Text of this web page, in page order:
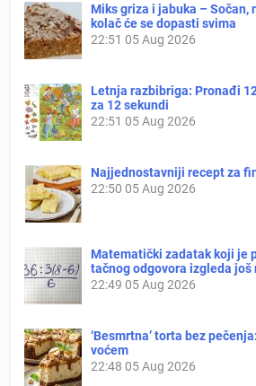
Miks griza i jabuka – Sočan,
kolač će se dopasti svima
22:51 05 Aug 2026
Letnja razbibriga: Pronađi
za 12 sekundi
22:51 05 Aug 2026
Najjednostavniji recept za
22:50 05 Aug 2026
Matematički zadatak koji je
tačnog odgovora izgleda još
22:49 05 Aug 2026
‘Besmrtna’ torta bez
voćem
22:48 05 Aug 2026